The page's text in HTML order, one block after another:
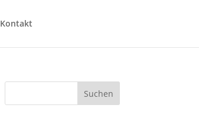
Kontakt